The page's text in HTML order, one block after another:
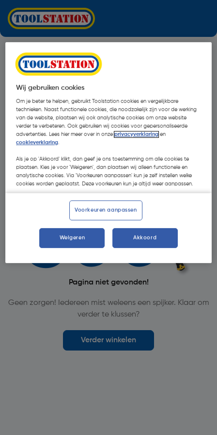
Oops!
Pagina niet gevonden!
Geen zorgen! Iedereen mist weleens een spijker. Klaar om
verder te klussen?
Verder winkelen
Wij gebruiken cookies
Om je beter te helpen, gebruikt Toolstation cookies en vergelijkbare
technieken. Naast functionele cookies, die noodzakelijk zijn voor de werking
van de website, plaatsen wij ook analytische cookies om onze website
verder te verbeteren. Ook gebruiken wij cookies voor gepersonaliseerde
advertenties. Lees hier meer over in onzeprivacyverklaring en
cookieverklaring.
Als je op 'Akkoord' klikt, dan geef je ons toestemming om alle cookies te
plaatsen. Kies je voor 'Weigeren', dan plaatsen wij alleen functionele en
analytische cookies. Via 'Voorkeuren aanpassen' kun je zelf instellen welke
cookies worden geplaatst. Deze voorkeuren kun je altijd weer aanpassen.
Voorkeuren aanpassen
Weigeren Akkoord